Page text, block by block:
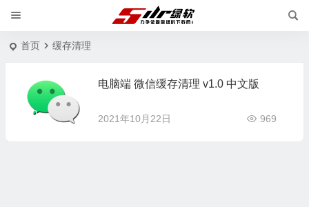
首页 缓存清理
电脑端 微信缓存清理 v1.0 中文版
2021年10月22日 969